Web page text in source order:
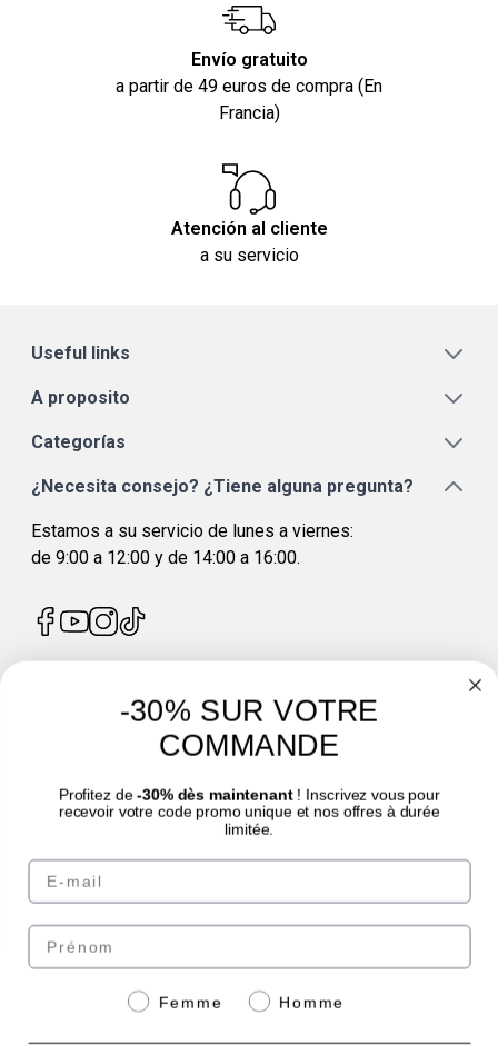
Envío gratuito
a partir de 49 euros de compra (En
Francia)
Atención al cliente
a su servicio
Useful links
A proposito
Categorías
¿Necesita consejo? ¿Tiene alguna pregunta?
Estamos a su servicio de lunes a viernes:
de 9:00 a 12:00 y de 14:00 a 16:00.
4.7/5
© Laboratoire des GRANIONS 2026 | Pago seguro | *Norma AFNOR NF EN 17444.
-30% SUR VOTRE
COMMANDE
Profitez de -30% dès maintenant! Inscrivez vous pour
recevoir votre code promo unique et nos offres à durée
limitée.
Email
Prénom
GenreFemme Homme